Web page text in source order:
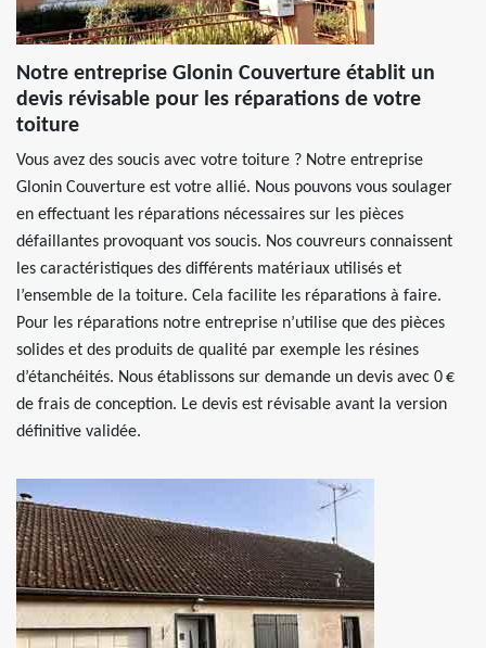
Notre entreprise Glonin Couverture établit un
devis révisable pour les réparations de votre
toiture
Vous avez des soucis avec votre toiture ? Notre entreprise
Glonin Couverture est votre allié. Nous pouvons vous soulager
en effectuant les réparations nécessaires sur les pièces
défaillantes provoquant vos soucis. Nos couvreurs connaissent
les caractéristiques des différents matériaux utilisés et
l’ensemble de la toiture. Cela facilite les réparations à faire.
Pour les réparations notre entreprise n’utilise que des pièces
solides et des produits de qualité par exemple les résines
d’étanchéités. Nous établissons sur demande un devis avec 0 €
de frais de conception. Le devis est révisable avant la version
définitive validée.